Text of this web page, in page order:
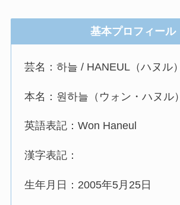
基本プロフィール
芸名：하늘 / HANEUL（ハヌル）
本名：원하늘（ウォン・ハヌル）
英語表記：Won Haneul
漢字表記：
生年月日：2005年5月25日